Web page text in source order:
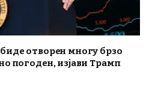
отворен многу брзо
погоден, изјави Трамп